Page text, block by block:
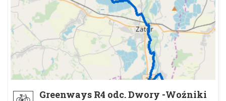
Greenways R4 odc. Dwory -Woźniki